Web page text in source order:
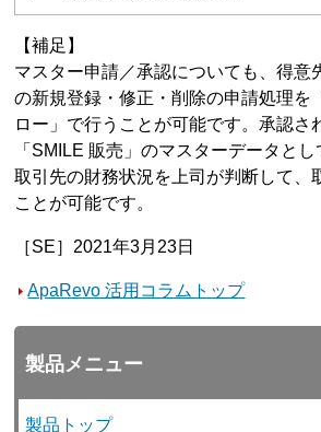
【補足】
マスター申請／承認についても、得意
の新規登録・修正・削除の申請処理を
ロー」で行うことが可能です。承認さ
「SMILE 販売」のマスターデータとし
取引先の財務状況を上司が判断して、
ことが可能です。
［SE］2021年3月23日
ApaRevo 活用コラムトップ
製品メニュー
製品トップ